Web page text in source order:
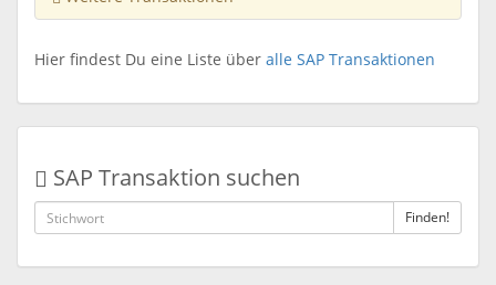
Hier findest Du eine Liste über alle SAP Transaktionen
SAP Transaktion suchen
Finden!